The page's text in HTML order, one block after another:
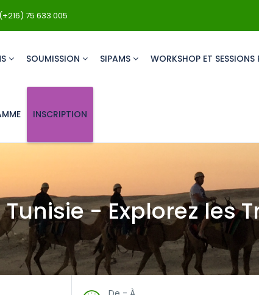
(+216) 75 633 005
SOUMISSION SIPAMS WORKSHOP ET SESSIONS
INSCRIPTION
- Explorez les